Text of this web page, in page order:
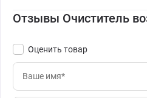
Отзывы Очиститель
Оценить товар